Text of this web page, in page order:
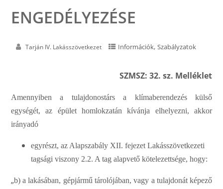
ENGEDÉLYEZÉSE
Tarján IV. Lakásszövetkezet Információk, Szabályzatok
SZMSZ: 32. sz. Melléklet
Amennyibena tulajdonostársa klímaberendezéskülső
egységét,az épület homlokzatán kívánja elhelyezni, akkor
irányadó
egyrészt, az Alapszabály XII. fejezet Lakásszövetkezeti
tagsági viszony 2.2. A tag alapvető kötelezettsége, hogy:
„b) a lakásában, gépjármű tárolójában, vagy a tulajdonát képező